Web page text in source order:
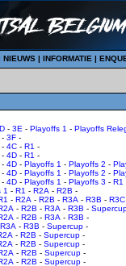
NIEUWS | INFORMATIE |
- 3E - Playoffs 1 - Playoffs
- 3F -
- 4C - R1 -
- 4D - R1 -
- 4D - Playoffs 1 - Playoffs 2 -
- 4D - Playoffs 1 - Playoffs 2 -
- 4D - Playoffs 1 - Playoffs 3 - R1
1 - R1 - R2A - R2B -
- R2A - R2B - R3A - R3B - R3C
- R2B - R3A - R3B -
- R2B - R3A - R3B -
R3A - R3B - Supercup -
- R2B - Supercup -
- R2B - Supercup -
- R2B - Supercup -
- R2B - Supercup -